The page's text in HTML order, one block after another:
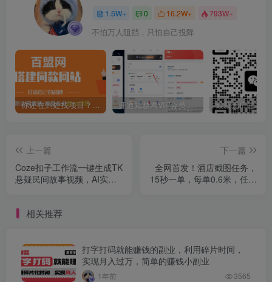
1.5W+ 0 16.2W+ 793W+
不怕万人阻挡，只怕自己投降
你还在到处找项目？还在当韭菜？我靠卖项目一个月收入5万+，曾经我也是个失败者。 开通知越网VIP会员，尊享全站资源免费下载，享70%的推广提成！！【限时五折优惠】
上一篇
Coze扣子工作流一键生成TK
悬疑民间故事视频，AI实操
下一篇
全网首发！酒店截图任务，
15秒一单，每单0.6米，任务
相关推荐
打字打码就能赚钱的副业，利用碎片时间，
实现月入过万，简单的赚钱小副业
1年前 3565